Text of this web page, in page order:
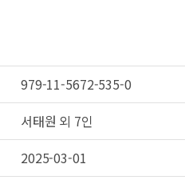
979-11-5672-535-0
서태원 외 7인
2025-03-01